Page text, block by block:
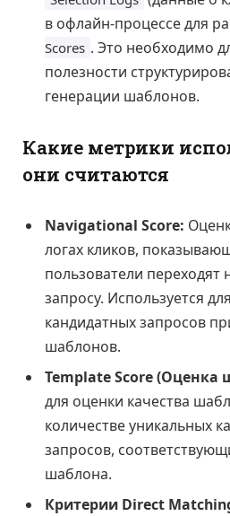
в офлайн-процессе для
Scores . Это необходимо
полезности
генерации шаблонов.
Какие метрики
они считаются
Navigational Score:
логах кликов,
пользователи переходят
запросу. Используется
кандидатных запросов
шаблонов.
Template Score (Оценка
для оценки качества
количестве уникальных
запросов,
шаблона.
Критерии Direct